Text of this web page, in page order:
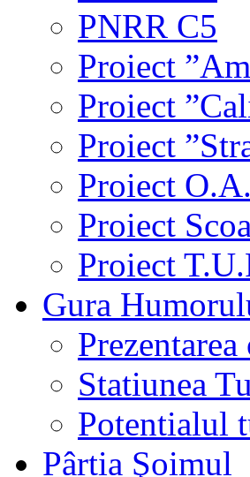
PNRR C5
Proiect
Proiect
Proiect
Proiect
Proiect
Proiect
Gura
Statiunea
Potentialul
Pârtia Şoimul